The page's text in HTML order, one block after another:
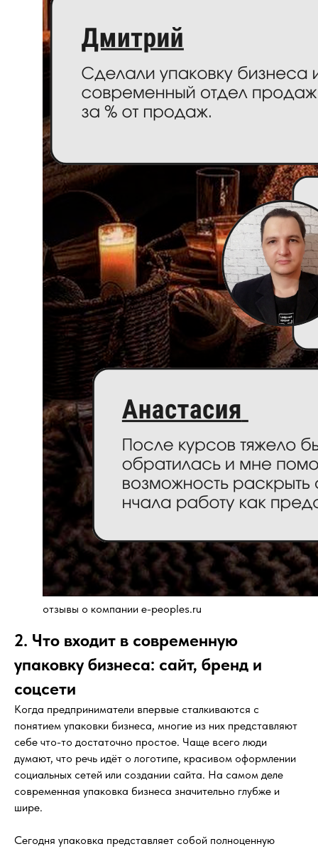
отзывы о компании e-peoples.ru
2. Что входит в современную
упаковку бизнеса: сайт, бренд и
соцсети
Когда предприниматели впервые сталкиваются с
понятием упаковки бизнеса, многие из них представляют
себе что-то достаточно простое. Чаще всего люди
думают, что речь идёт о логотипе, красивом оформлении
социальных сетей или создании сайта. На самом деле
современная упаковка бизнеса значительно глубже и
шире.
Сегодня упаковка представляет собой полноценную